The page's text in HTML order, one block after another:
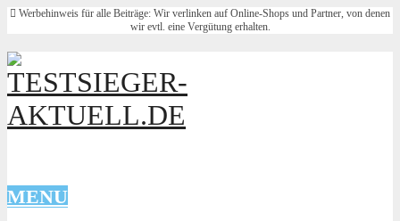
Werbehinweis für alle Beiträge: Wir verlinken auf Online-Shops und Partner, von denen
wir evtl. eine Vergütung erhalten.
MENU